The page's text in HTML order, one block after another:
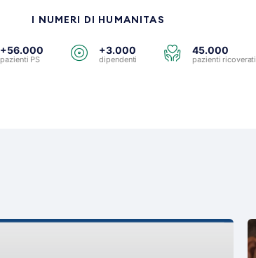
I NUMERI DI HUMANITAS
+56.000
pazienti PS
+3.000
dipendenti
45.000
pazienti ricoverati